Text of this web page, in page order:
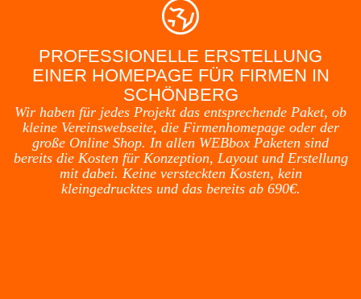
PROFESSIONELLE ERSTELLUNG
EINER HOMEPAGE FÜR FIRMEN IN
SCHÖNBERG
Wir haben für jedes Projekt das entsprechende Paket, ob
kleine Vereinswebseite, die Firmenhomepage oder der
große Online Shop. In allen WEBbox Paketen sind
bereits die Kosten für Konzeption, Layout und Erstellung
mit dabei. Keine versteckten Kosten, kein
kleingedrucktes und das bereits ab 690€.